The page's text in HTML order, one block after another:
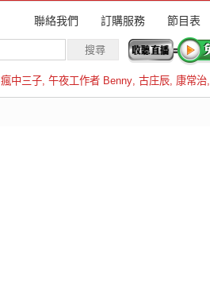
聯絡我們 訂購服務 節目表
瘋中三子, 午夜工作者 Benny, 古庄辰, 康常治,